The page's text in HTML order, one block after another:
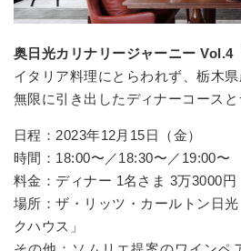
奥日光カリナリージャーニー Vol.4
イタリア料理にとらわれず、栃木
無限に引き出したディナーコースと
日程：2023年12月15日（金）
時間：18:00〜／18:30〜／19:00〜
料金：ディナー 1名さま 3万3000円
場所：ザ・リッツ・カールトン日
クハウス」